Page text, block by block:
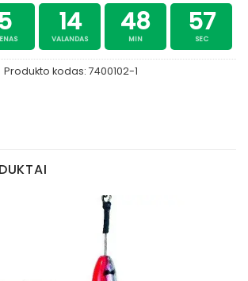
14
VALANDAS
48
MIN
57
SEC
Produkto kodas: 7400102-1